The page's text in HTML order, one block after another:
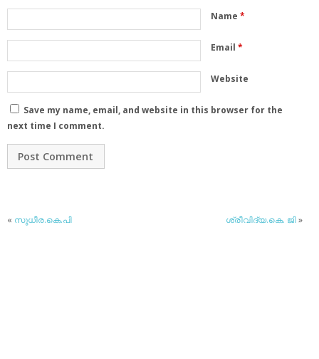
Name *
Email *
Website
Save my name, email, and website in this browser for the
next time I comment.
« സുധീര.കെ.പി ശ്രീവിദ്യ.കെ. ജി»